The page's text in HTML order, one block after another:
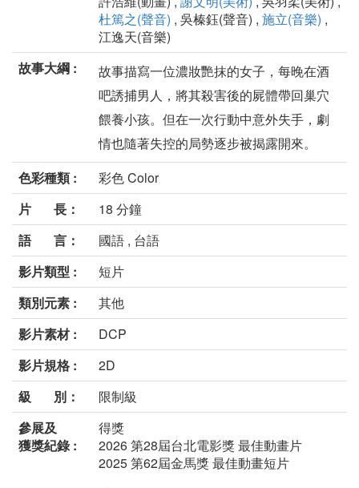
杜篤之(聲音) , 吳榛鈺(聲音) , 施立(音樂) ,
江逸天(音樂)
故事大綱 :
故事描寫一位濃妝艷抹的女子，每晚在酒
吧誘捕男人，將其殺害後的屍體帶回巢穴
餵養小孩。但在一次行動中意外失手，劇
情也隨著失控的局勢逐步被揭露開來。
色彩種類 :
彩色 Color
片 長：
18 分鐘
語 言：
國語 , 台語
影片類型 :
短片
類別元素 :
其他
影片素材 :
DCP
影片規格 :
2D
級 別：
限制級
參展及
獲獎紀錄 :
得獎
2026 第28屆台北電影獎 最佳動畫片
2025 第62屆金馬獎 最佳動畫短片